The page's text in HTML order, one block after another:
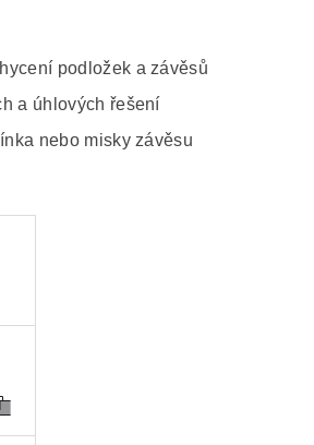
podložek a závěsů
a úhlových řešení
nebo misky závěsu